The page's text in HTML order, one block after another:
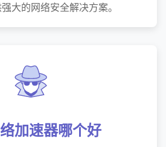
大的网络安全解决方案。
加速器哪个好